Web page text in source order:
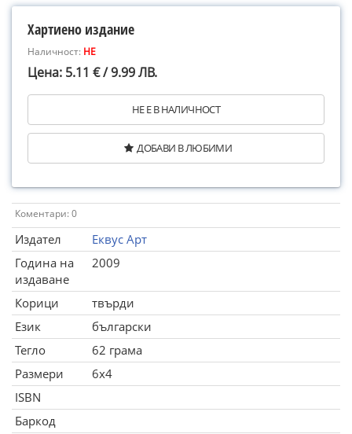
Хартиено издание
Наличност: НЕ
Цена: 5.11 € / 9.99 ЛВ.
НЕ Е В НАЛИЧНОСТ
ДОБАВИ В ЛЮБИМИ
Коментари: 0
Издател
Еквус Арт
Година на
издаване
2009
Корици
твърди
Език
български
Тегло
62 грама
Размери
6x4
ISBN
Баркод